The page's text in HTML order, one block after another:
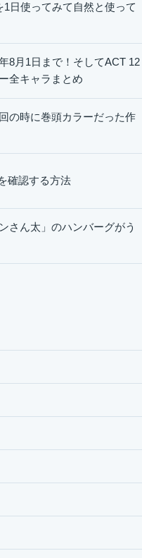
日使ってみて自然と使って
8月1日まで！そしてACT 12
全キャラまとめ
の時に巻頭カラーだった作
確認する方法
さん太」のハンバーグがう